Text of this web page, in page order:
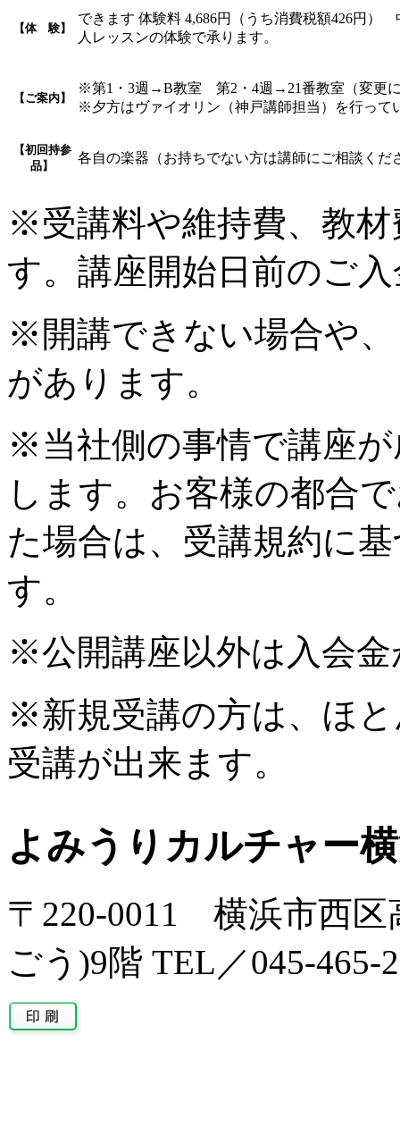
【体 験】
できます 体験料 4,686円（うち消費税額426円）
人レッスンの体験で承ります。
【ご案内】
※第1・3週→B教室 第2・4週→21番教室（変更
※夕方はヴァイオリン（神戸講師担当）を行って
【初回持参
品】
各自の楽器（お持ちでない方は講師にご相談くだ
※受講料や維持費、教
す。講座開始日前のご
※開講できない場合や
があります。
※当社側の事情で講座
します。お客様の都合
た場合は、受講規約に
す。
※公開講座以外は入会
※新規受講の方は、ほ
受講が出来ます。
よみうりカルチャー
〒220-0011 横浜市西区
ごう)9階 TEL／045-465-